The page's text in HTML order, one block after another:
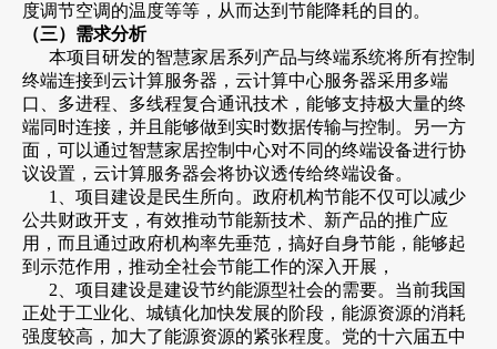
度调节空调的温度等等，从而达到节能降耗的目的。
（三）需求分析
本项目研发的智慧家居系列产品与终端系统将所有控制
终端连接到云计算服务器，云计算中心服务器采用多端
口、多进程、多线程复合通讯技术，能够支持极大量的终
端同时连接，并且能够做到实时数据传输与控制。另一方
面，可以通过智慧家居控制中心对不同的终端设备进行协
议设置，云计算服务器会将协议透传给终端设备。
1、项目建设是民生所向。政府机构节能不仅可以减少
公共财政开支，有效推动节能新技术、新产品的推广应
用，而且通过政府机构率先垂范，搞好自身节能，能够起
到示范作用，推动全社会节能工作的深入开展，
2、项目建设是建设节约能源型社会的需要。当前我国
正处于工业化、城镇化加快发展的阶段，能源资源的消耗
强度较高，加大了能源资源的紧张程度。党的十六届五中